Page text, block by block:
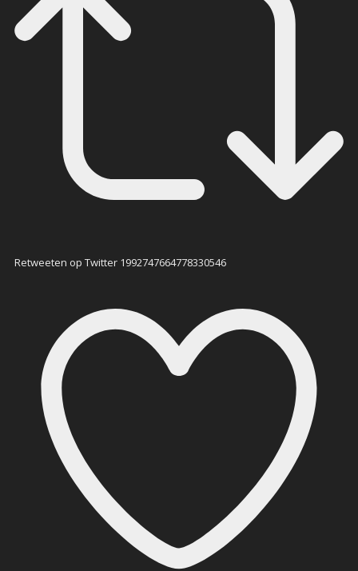
Retweeten op Twitter 1992747664778330546